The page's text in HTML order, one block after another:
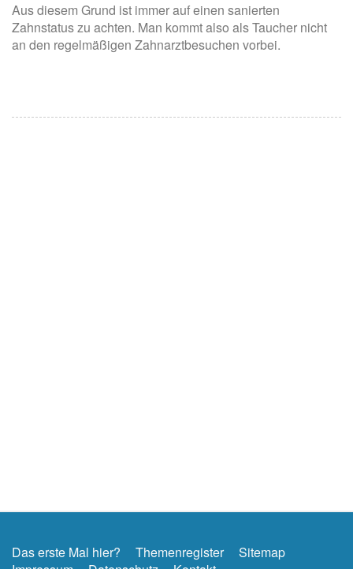
Aus diesem Grund ist immer auf einen sanierten
Zahnstatus zu achten. Man kommt also als Taucher nicht
an den regelmäßigen Zahnarztbesuchen vorbei.
Das erste Mal hier? Themenregister
Sitemap